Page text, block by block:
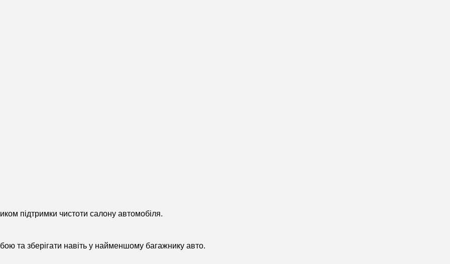
підтримки чистоти салону автомобіля.
та зберігати навіть у найменшому багажнику авто.